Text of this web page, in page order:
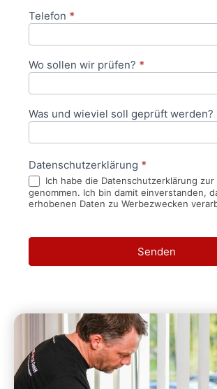
Telefon *
Wo sollen wir prüfen? *
Was und wieviel soll geprüft werden?
Datenschutzerklärung *
Ich habe die Datenschutzerklärung zur
genommen. Ich bin damit einverstanden,
erhobenen Daten zu Werbezwecken
Senden